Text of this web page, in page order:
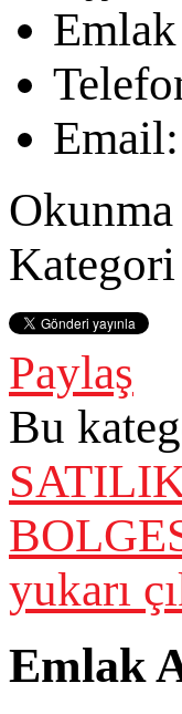
Emlak
Email:
Okunma
Kategori
Paylaş
Bu
yukarı
Emlak